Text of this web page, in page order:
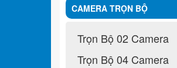
CAMERA TRỌN BỘ
Trọn Bộ 02 Camera
Trọn Bộ 04 Camera